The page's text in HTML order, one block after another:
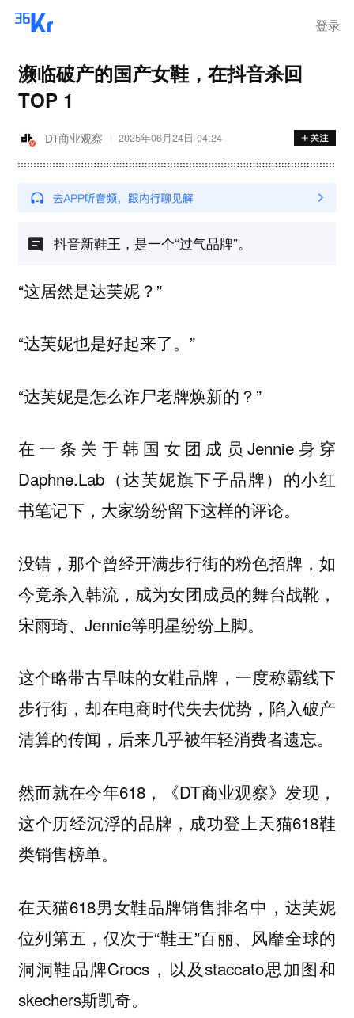
登录
濒临破产的国产女鞋，在抖音杀回
TOP 1
DT商业观察 2025年06月24日 04:24
抖音新鞋王，是一个“过气品牌”。
“这居然是达芙妮？”
“达芙妮也是好起来了。”
“达芙妮是怎么诈尸老牌焕新的？”
在一条关于韩国女团成员Jennie身穿
Daphne.Lab（达芙妮旗下子品牌）的小红
书笔记下，大家纷纷留下这样的评论。
没错，那个曾经开满步行街的粉色招牌，如
今竟杀入韩流，成为女团成员的舞台战靴，
宋雨琦、Jennie等明星纷纷上脚。
这个略带古早味的女鞋品牌，一度称霸线下
步行街，却在电商时代失去优势，陷入破产
清算的传闻，后来几乎被年轻消费者遗忘。
然而就在今年618，《DT商业观察》发现，
这个历经沉浮的品牌，成功登上天猫618鞋
类销售榜单。
在天猫618男女鞋品牌销售排名中，达芙妮
位列第五，仅次于“鞋王”百丽、风靡全球的
洞洞鞋品牌Crocs，以及staccato思加图和
skechers斯凯奇。